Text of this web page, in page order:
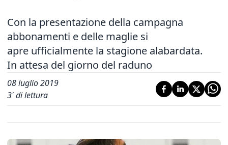
Con la presentazione della campagna
abbonamenti e delle maglie si
apre ufficialmente la stagione alabardata.
In attesa del giorno del raduno
08 luglio 2019
3' di lettura